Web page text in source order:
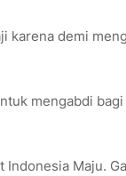
karena demi
mengabdi
Maju.